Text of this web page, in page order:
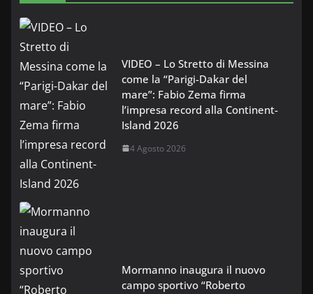
VIDEO – Lo Stretto di Messina
come la “Parigi-Dakar del
mare”: Fabio Zema firma
l’impresa record alla Continent-
Island 2026
4 Agosto 2026
Mormanno inaugura il nuovo
campo sportivo “Roberto